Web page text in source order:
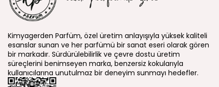
Kimyagerden Parfüm, özel üretim anlayışıyla yüksek kaliteli
esanslar sunan ve her parfümü bir sanat eseri olarak gören
bir markadır. Sürdürülebilirlik ve çevre dostu üretim
süreçlerini benimseyen marka, benzersiz kokularıyla
kullanıcılarına unutulmaz bir deneyim sunmayı hedefler.